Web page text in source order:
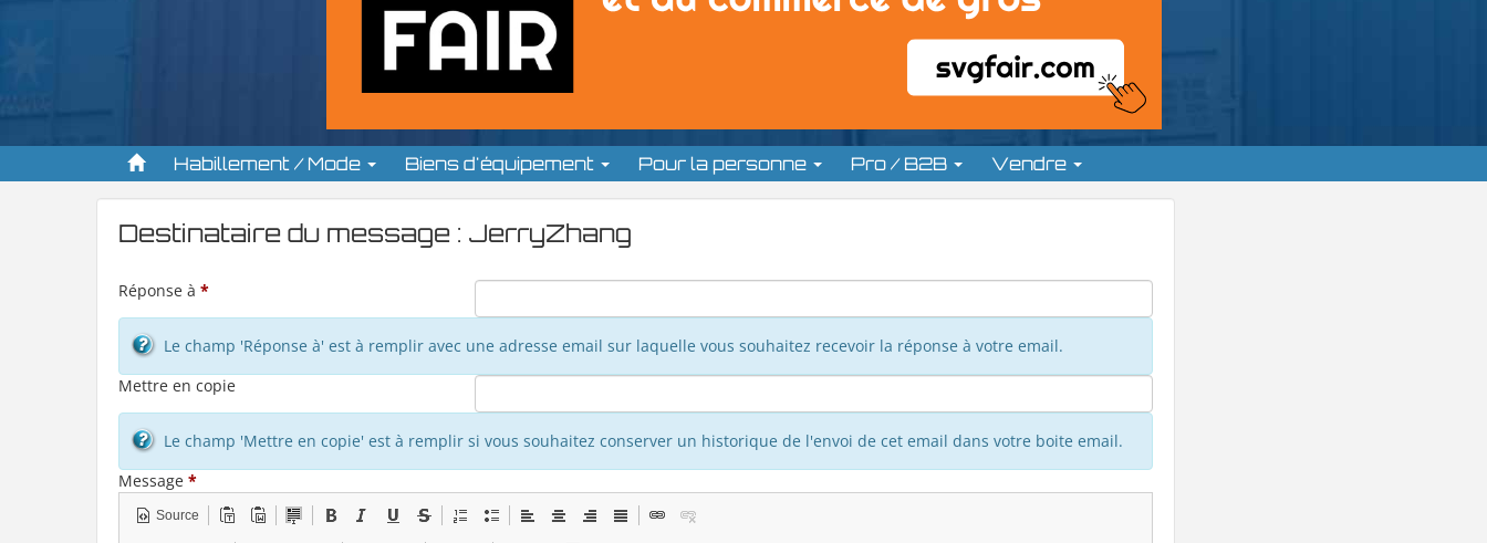
Habillement / Mode Biens d'équipement Pour la personne Pro / B2B Vendre
Destinataire du message : JerryZhang
Réponse à *
Le champ 'Réponse à' est à remplir avec une adresse email sur laquelle vous souhaitez recevoir la réponse à votre email.
Mettre en copie
Le champ 'Mettre en copie' est à remplir si vous souhaitez conserver un historique de l'envoi de cet email dans votre boite email.
Message *
Source